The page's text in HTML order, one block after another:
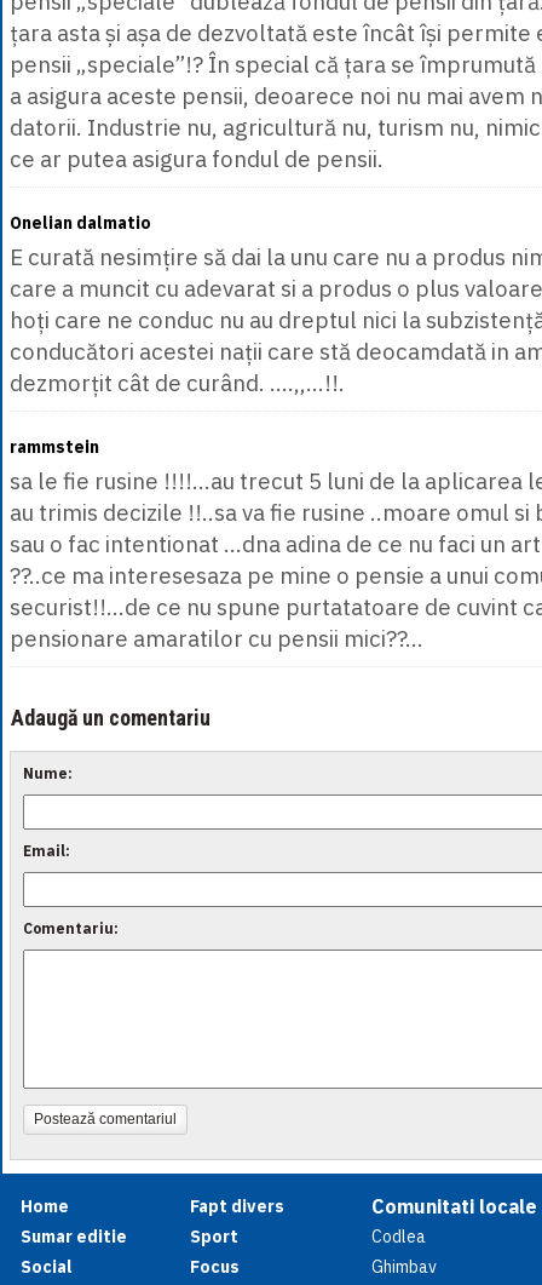
țara asta și așa de dezvoltată este încât își
pensii „speciale”!? În special că țara se
a asigura aceste pensii, deoarece noi nu mai avem
datorii. Industrie nu, agricultură nu, turism nu,
ce ar putea asigura fondul de pensii.
Onelian dalmatio
E curată nesimțire să dai la unu care nu a produs
care a muncit cu adevarat si a produs o plus
hoți care ne conduc nu au dreptul nici la
conducători acestei nații care stă deocamdată in
dezmorțit cât de curând. ....,,...!!.
rammstein
sa le fie rusine !!!!...au trecut 5 luni de la aplicarea
au trimis decizile !!..sa va fie rusine ..moare omul si
sau o fac intentionat ...dna adina de ce nu faci un
??..ce ma interesesaza pe mine o pensie a unui
securist!!...de ce nu spune purtatatoare de cuvint
pensionare amaratilor cu pensii mici??...
Adaugă un comentariu
Nume:
Email:
Comentariu:
Postează comentariul
Home
Sumar editie
Social
Fapt divers
Sport
Focus
Comunitati locale
Codlea
Ghimbav